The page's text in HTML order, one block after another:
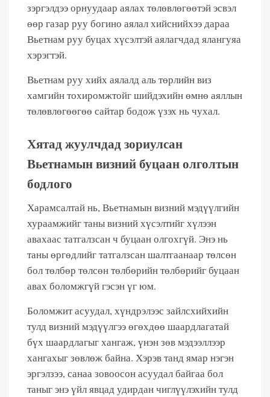
зэргэлдээ орнуудаар аялах төлөвлөгөөтэй эсвэл
өөр газар руу богино аялал хийснийхээ дараа
Вьетнам руу буцах хүсэлтэй аялагчдад ялангуяа
хэрэгтэй.
Вьетнам руу хийх аялалд аль төрлийн виз
хамгийн тохиромжтойг шийдэхийн өмнө аяллын
төлөвлөгөөгөө сайтар бодож үзэх нь чухал.
Хятад жуулчдад зориулсан
Вьетнамын визний буцаан олголтын
бодлого
Харамсалтай нь, Вьетнамын визний мэдүүлгийн
хураамжийг таны визний хүсэлтийг хүлээн
авахаас татгалзсан ч буцаан олгохгүй. Энэ нь
таны өргөдлийг татгалзсан шалтгаанаар төлсөн
бол төлбөр төлсөн төлбөрийн төлбөрийг буцаан
авах боломжгүй гэсэн үг юм.
Боломжит асуудал, хүндрэлээс зайлсхийхийн
тулд визний мэдүүлгээ өгөхдөө шаардлагатай
бүх шаардлагыг хангаж, үнэн зөв мэдээллээр
хангахыг зөвлөж байна. Хэрэв танд ямар нэгэн
эргэлзээ, санаа зовоосон асуудал байгаа бол
таныг энэ үйл явцад удирдан чиглүүлэхийн тулд